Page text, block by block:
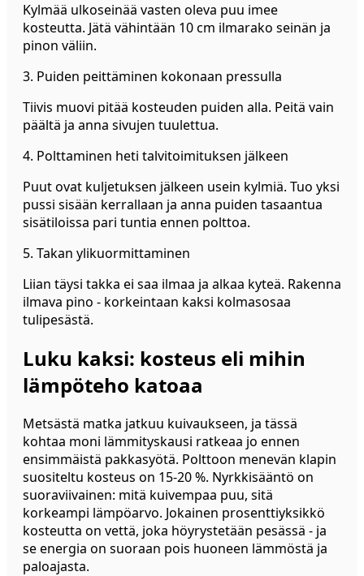
Kylmää ulkoseinää vasten oleva puu imee
kosteutta. Jätä vähintään 10 cm ilmarako seinän ja
pinon väliin.
3. Puiden peittäminen kokonaan pressulla
Tiivis muovi pitää kosteuden puiden alla. Peitä vain
päältä ja anna sivujen tuulettua.
4. Polttaminen heti talvitoimituksen jälkeen
Puut ovat kuljetuksen jälkeen usein kylmiä. Tuo yksi
pussi sisään kerrallaan ja anna puiden tasaantua
sisätiloissa pari tuntia ennen polttoa.
5. Takan ylikuormittaminen
Liian täysi takka ei saa ilmaa ja alkaa kyteä. Rakenna
ilmava pino - korkeintaan kaksi kolmasosaa
tulipesästä.
Luku kaksi: kosteus eli mihin
lämpöteho katoaa
Metsästä matka jatkuu kuivaukseen, ja tässä
kohtaa moni lämmityskausi ratkeaa jo ennen
ensimmäistä pakkasyötä. Polttoon menevän klapin
suositeltu kosteus on 15-20 %. Nyrkkisääntö on
suoraviivainen: mitä kuivempaa puu, sitä
korkeampi lämpöarvo. Jokainen prosenttiyksikkö
kosteutta on vettä, joka höyrystetään pesässä - ja
se energia on suoraan pois huoneen lämmöstä ja
paloajasta.